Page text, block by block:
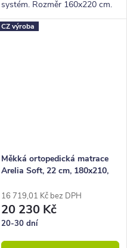
systém. Rozměr 160x220 cm.
Výška 22 cm, nosnost 130 Kg,
5 zón
CZ výroba
Měkká ortopedická matrace
Arelia Soft, 22 cm, 180x210,
16 719,01 Kč bez DPH
20 230 Kč
20-30 dní